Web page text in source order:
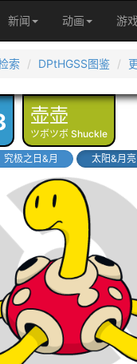
新闻 动画 游戏
索 DPtHGSS图鉴
壶壶
ツボツボ Shuckle
究极之日&月 太阳&月亮